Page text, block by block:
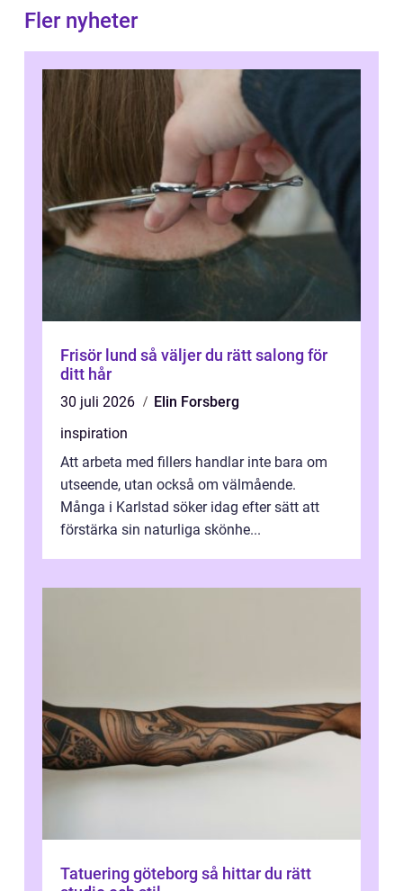
Fler nyheter
Frisör lund så väljer du rätt salong för
ditt hår
30 juli 2026
Elin Forsberg
inspiration
Att arbeta med fillers handlar inte bara om
utseende, utan också om välmående.
Många i Karlstad söker idag efter sätt att
förstärka sin naturliga skönhe...
Tatuering göteborg så hittar du rätt